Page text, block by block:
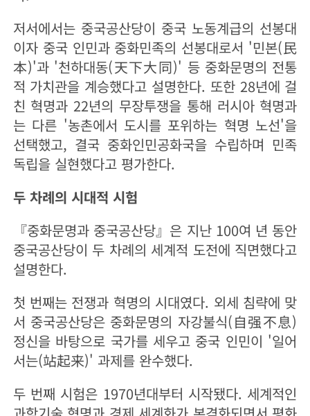
저서에서는 중국공산당이 중국 노동계급의 선봉대
이자 중국 인민과 중화민족의 선봉대로서 '민본(民
本)'과 '천하대동(天下大同)' 등 중화문명의 전통
적 가치관을 계승했다고 설명한다. 또한 28년에 걸
친 혁명과 22년의 무장투쟁을 통해 러시아 혁명과
는 다른 '농촌에서 도시를 포위하는 혁명 노선'을
선택했고, 결국 중화인민공화국을 수립하며 민족
독립을 실현했다고 평가한다.
두 차례의 시대적 시험
『중화문명과 중국공산당』은 지난 100여 년 동안
중국공산당이 두 차례의 세계적 도전에 직면했다고
설명한다.
첫 번째는 전쟁과 혁명의 시대였다. 외세 침략에 맞
서 중국공산당은 중화문명의 자강불식(自强不息)
정신을 바탕으로 국가를 세우고 중국 인민이 '일어
서는(站起来)' 과제를 완수했다.
두 번째 시험은 1970년대부터 시작됐다. 세계적인